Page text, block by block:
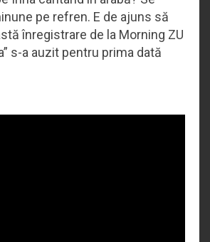
pe refren. E de ajuns să
înregistrare de la Morning ZU
s-a auzit pentru prima dată